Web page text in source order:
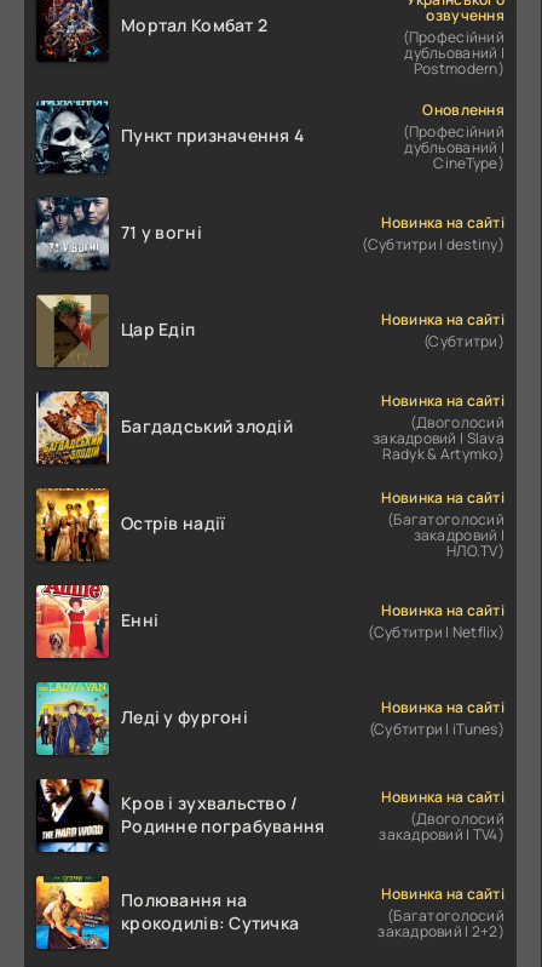
Мортал Комбат 2
озвучення
(Професійний
дубльований |
Postmodern)
Пункт призначення 4
Оновлення
(Професійний
дубльований |
CineType)
71 у вогні
Новинка на сайті
(Субтитри | destiny)
Цар Едіп
Новинка на сайті
(Субтитри)
Багдадський злодій
Новинка на сайті
(Двоголосий
закадровий | Slava
Radyk & Artymko)
Острів надії
Новинка на сайті
(Багатоголосий
закадровий |
НЛО.TV)
Енні
Новинка на сайті
(Субтитри | Netflix)
Леді у фургоні
Новинка на сайті
(Субтитри | iTunes)
Кров і зухвальство /
Родинне пограбування
Новинка на сайті
(Двоголосий
закадровий | TV4)
Полювання на
крокодилів: Сутичка
Новинка на сайті
(Багатоголосий
закадровий | 2+2)